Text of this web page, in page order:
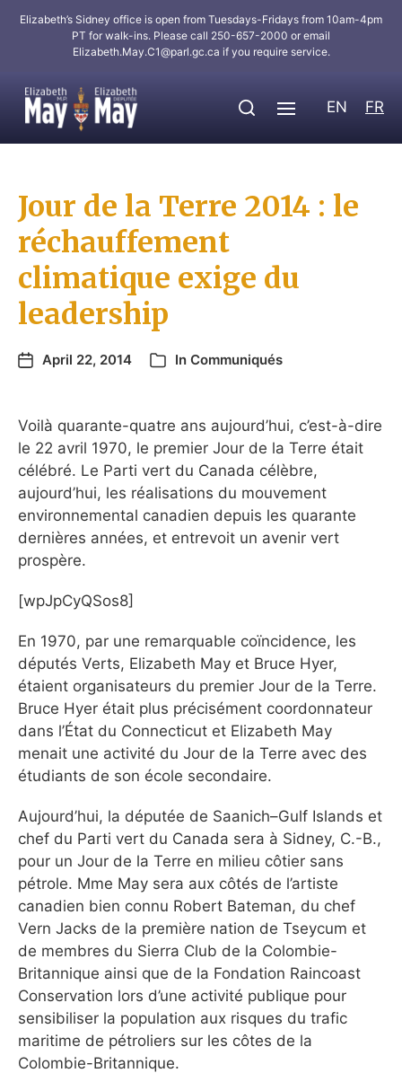
Elizabeth’s Sidney office is open from Tuesdays-Fridays from 10am-4pm
PT for walk-ins. Please call 250-657-2000 or email
Elizabeth.May.C1@parl.gc.ca if you require service.
EN FR
Jour de la Terre 2014 : le
réchauffement
climatique exige du
leadership
April 22, 2014 In Communiqués
Voilà quarante-quatre ans aujourd’hui, c’est-à-dire
le 22 avril 1970, le premier Jour de la Terre était
célébré. Le Parti vert du Canada célèbre,
aujourd’hui, les réalisations du mouvement
environnemental canadien depuis les quarante
dernières années, et entrevoit un avenir vert
prospère.
[wpJpCyQSos8]
En 1970, par une remarquable coïncidence, les
députés Verts, Elizabeth May et Bruce Hyer,
étaient organisateurs du premier Jour de la Terre.
Bruce Hyer était plus précisément coordonnateur
dans l’État du Connecticut et Elizabeth May
menait une activité du Jour de la Terre avec des
étudiants de son école secondaire.
Aujourd’hui, la députée de Saanich–Gulf Islands et
chef du Parti vert du Canada sera à Sidney, C.-B.,
pour un Jour de la Terre en milieu côtier sans
pétrole. Mme May sera aux côtés de l’artiste
canadien bien connu Robert Bateman, du chef
Vern Jacks de la première nation de Tseycum et
de membres du Sierra Club de la Colombie-
Britannique ainsi que de la Fondation Raincoast
Conservation lors d’une activité publique pour
sensibiliser la population aux risques du trafic
maritime de pétroliers sur les côtes de la
Colombie-Britannique.